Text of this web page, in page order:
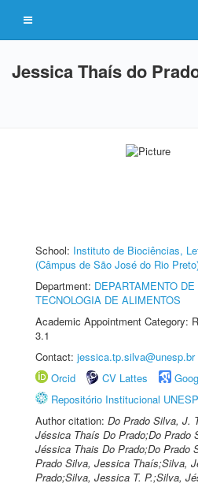
Jessica Thaís do
School: Instituto de Biociências,
(Câmpus de São José do Rio
Department: DEPARTAMENTO
TECNOLOGIA DE ALIMENTOS
Academic Appointment Category:
3.1
Contact: jessica.tp.silva@unesp.br
Orcid
CV Lattes
Repositório Institucional UNESP
Author citation: Do Prado Silva, J.
Jéssica Thaís Do Prado;Do Prado
Jéssica Thais Do Prado;Do Prado
Prado Silva, Jessica Thaís;Silva,
Prado;Silva, Jessica T. P.;Silva,